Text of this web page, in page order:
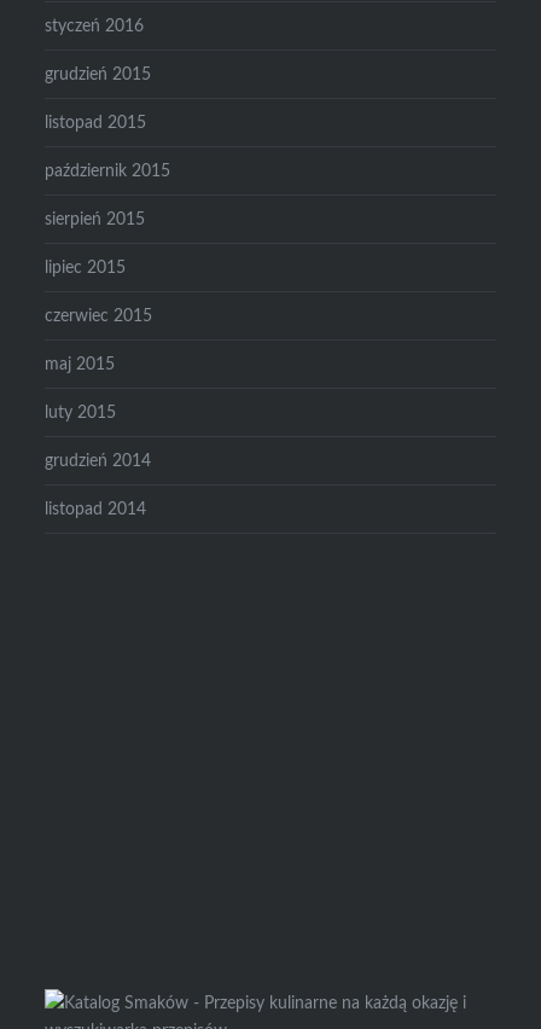
styczeń 2016
grudzień 2015
listopad 2015
październik 2015
sierpień 2015
lipiec 2015
czerwiec 2015
maj 2015
luty 2015
grudzień 2014
listopad 2014